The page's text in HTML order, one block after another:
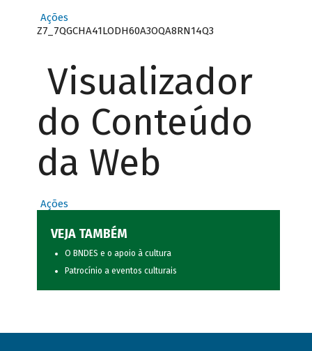
Ações
Z7_7QGCHA41LODH60A3OQA8RN14Q3
Visualizador
do Conteúdo
da Web
Ações
VEJA TAMBÉM
O BNDES e o apoio à cultura
Patrocínio a eventos culturais